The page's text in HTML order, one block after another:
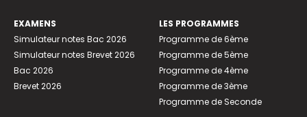
EXAMENS
Simulateur notes Bac 2026
Simulateur notes Brevet 2026
Bac 2026
Brevet 2026
LES PROGRAMMES
Programme de 6ème
Programme de 5ème
Programme de 4ème
Programme de 3ème
Programme de Seconde